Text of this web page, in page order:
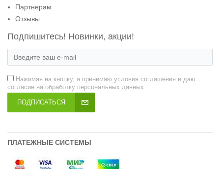
Партнерам
Отзывы
Подпишитесь! Новинки, акции!
Нажимая на кнопку, я принимаю условия соглашения и даю
согласие на обработку персональных данных.
ПОДПИСАТЬСЯ
ПЛАТЕЖНЫЕ СИСТЕМЫ